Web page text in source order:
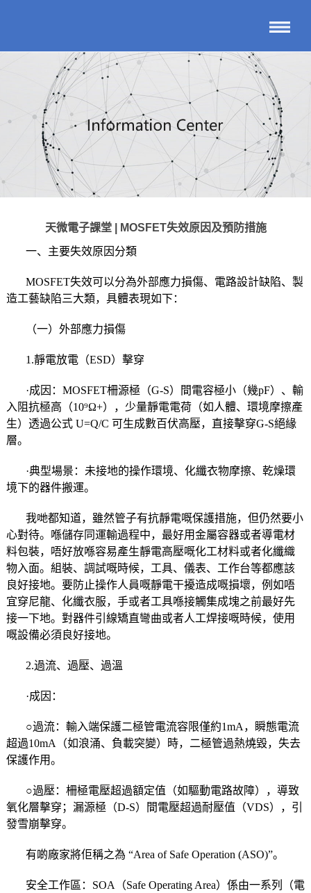
天微電子課堂 | MOSFET失效原因及預防措施
一、主要失效原因分類
MOSFET失效可以分為外部應力損傷、電路設計缺陷、製
造工藝缺陷三大類，具體表現如下：
（一）外部應力損傷
1.靜電放電（ESD）擊穿
·成因：MOSFET柵源極（G-S）間電容極小（幾pF）、輸
入阻抗極高（10⁹Ω+），少量靜電電荷（如人體、環境摩擦產
生）透過公式 U=Q/C 可生成數百伏高壓，直接擊穿G-S絕緣
層。
·典型場景：未接地的操作環境、化纖衣物摩擦、乾燥環
境下的器件搬運。
我哋都知道，雖然管子有抗靜電嘅保護措施，但仍然要小
心對待。喺儲存同運輸過程中，最好用金屬容器或者導電材
料包裝，唔好放喺容易產生靜電高壓嘅化工材料或者化纖織
物入面。組裝、調試嘅時候，工具、儀表、工作台等都應該
良好接地。要防止操作人員嘅靜電干擾造成嘅損壞，例如唔
宜穿尼龍、化纖衣服，手或者工具喺接觸集成塊之前最好先
接一下地。對器件引線矯直彎曲或者人工焊接嘅時候，使用
嘅設備必須良好接地。
2.過流、過壓、過溫
·成因：
○過流：輸入端保護二極管電流容限僅約1mA，瞬態電流
超過10mA（如浪涌、負載突變）時，二極管過熱燒毀，失去
保護作用。
○過壓：柵極電壓超過額定值（如驅動電路故障），導致
氧化層擊穿；漏源極（D-S）間電壓超過耐壓值（VDS），引
發雪崩擊穿。
有啲廠家將佢稱之為 “Area of Safe Operation (ASO)”。
安全工作區：SOA（Safe Operating Area）係由一系列（電